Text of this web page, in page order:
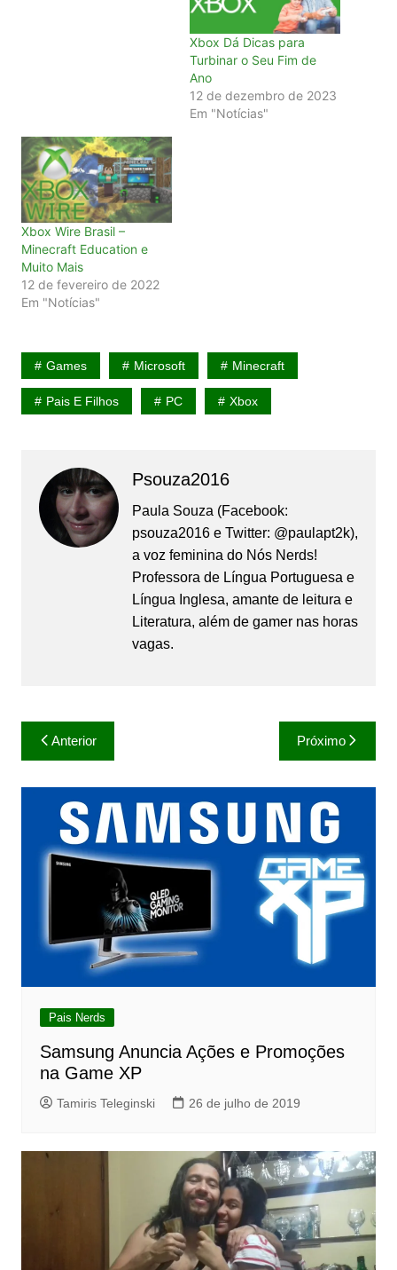
Xbox Dá Dicas para
Turbinar o Seu Fim de
Ano
12 de dezembro de 2023
Em "Notícias"
Xbox Wire Brasil –
Minecraft Education e
Muito Mais
12 de fevereiro de 2022
Em "Notícias"
Games Microsoft Minecraft
Pais E Filhos PC Xbox
Psouza2016
Paula Souza (Facebook:
psouza2016 e Twitter: @paulapt2k),
a voz feminina do Nós Nerds!
Professora de Língua Portuguesa e
Língua Inglesa, amante de leitura e
Literatura, além de gamer nas horas
vagas.
Navegação
de
Post
Anterior Próximo
Pais Nerds
Samsung Anuncia Ações e Promoções
na Game XP
Tamiris Teleginski 26 de julho de 2019